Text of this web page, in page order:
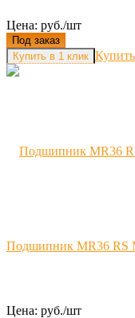
Цена: руб./шт
Под заказ
Подшипник MR36 RS
Цена: руб./шт